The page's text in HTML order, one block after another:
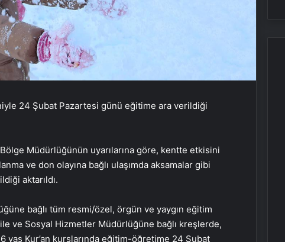
24 Şubat Pazartesi günü eğitime ara verildiği
Müdürlüğünün uyarılarına göre, kentte etkisini
ve don olayına bağlı ulaşımda aksamalar gibi
aktarıldı.
bağlı tüm resmi/özel, örgün ve yaygın eğitim
ve Sosyal Hizmetler Müdürlüğüne bağlı kreşlerde,
yaş Kur’an kurslarında eğitim-öğretime 24 Şubat